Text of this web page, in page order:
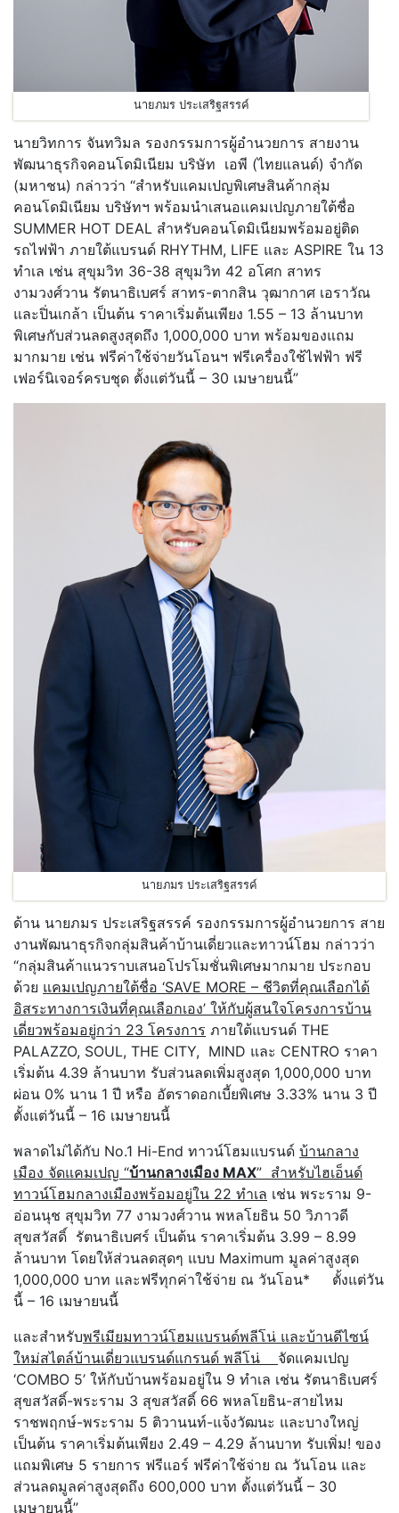
นายภมร ประเสริฐสรรค์
นายวิทการ จันทวิมล รองกรรมการผู้อำนวยการ สายงาน
พัฒนาธุรกิจคอนโดมิเนียม บริษัท เอพี (ไทยแลนด์) จำกัด
(มหาชน) กล่าวว่า “สำหรับแคมเปญพิเศษสินค้ากลุ่ม
คอนโดมิเนียม บริษัทฯ พร้อมนำเสนอแคมเปญภายใต้ชื่อ
SUMMER HOT DEAL สำหรับคอนโดมิเนียมพร้อมอยู่ติด
รถไฟฟ้า ภายใต้แบรนด์ RHYTHM, LIFE และ ASPIRE ใน 13
ทำเล เช่น สุขุมวิท 36-38 สุขุมวิท 42 อโศก สาทร
งามวงศ์วาน รัตนาธิเบศร์ สาทร-ตากสิน วุฒากาศ เอราวัณ
และปิ่นเกล้า เป็นต้น ราคาเริ่มต้นเพียง 1.55 – 13 ล้านบาท
พิเศษกับส่วนลดสูงสุดถึง 1,000,000 บาท พร้อมของแถม
มากมาย เช่น ฟรีค่าใช้จ่ายวันโอนฯ ฟรีเครื่องใช้ไฟฟ้า ฟรี
เฟอร์นิเจอร์ครบชุด ตั้งแต่วันนี้ – 30 เมษายนนี้”
นายภมร ประเสริฐสรรค์
ด้าน นายภมร ประเสริฐสรรค์ รองกรรมการผู้อำนวยการ สาย
งานพัฒนาธุรกิจกลุ่มสินค้าบ้านเดี่ยวและทาวน์โฮม กล่าวว่า
“กลุ่มสินค้าแนวราบเสนอโปรโมชั่นพิเศษมากมาย ประกอบ
ด้วย แคมเปญภายใต้ชื่อ ‘SAVE MORE – ชีวิตที่คุณเลือกได้
อิสระทางการเงินที่คุณเลือกเอง’ ให้กับผู้สนใจโครงการบ้าน
เดี่ยวพร้อมอยู่กว่า 23 โครงการ ภายใต้แบรนด์ THE
PALAZZO, SOUL, THE CITY, MIND และ CENTRO ราคา
เริ่มต้น 4.39 ล้านบาท รับส่วนลดเพิ่มสูงสุด 1,000,000 บาท
ผ่อน 0% นาน 1 ปี หรือ อัตราดอกเบี้ยพิเศษ 3.33% นาน 3 ปี
ตั้งแต่วันนี้ – 16 เมษายนนี้
พลาดไม่ได้กับ No.1 Hi-End ทาวน์โฮมแบรนด์ บ้านกลาง
เมือง จัดแคมเปญ “บ้านกลางเมือง MAX” สำหรับไฮเอ็นด์
ทาวน์โฮมกลางเมืองพร้อมอยู่ใน 22 ทำเล เช่น พระราม 9-
อ่อนนุช สุขุมวิท 77 งามวงศ์วาน พหลโยธิน 50 วิภาวดี
สุขสวัสดิ์ รัตนาธิเบศร์ เป็นต้น ราคาเริ่มต้น 3.99 – 8.99
ล้านบาท โดยให้ส่วนลดสุดๆ แบบ Maximum มูลค่าสูงสุด
1,000,000 บาท และฟรีทุกค่าใช้จ่าย ณ วันโอน* ตั้งแต่วัน
นี้ – 16 เมษายนนี้
และสำหรับพรีเมียมทาวน์โฮมแบรนด์พลีโน่ และบ้านดีไซน์
ใหม่สไตล์บ้านเดี่ยวแบรนด์แกรนด์ พลีโน่
จัดแคมเปญ
‘COMBO 5’ ให้กับบ้านพร้อมอยู่ใน 9 ทำเล เช่น รัตนาธิเบศร์
สุขสวัสดิ์-พระราม 3 สุขสวัสดิ์ 66 พหลโยธิน-สายไหม
ราชพฤกษ์-พระราม 5 ติวานนท์-แจ้งวัฒนะ และบางใหญ่
เป็นต้น ราคาเริ่มต้นเพียง 2.49 – 4.29 ล้านบาท รับเพิ่ม! ของ
แถมพิเศษ 5 รายการ ฟรีแอร์ ฟรีค่าใช้จ่าย ณ วันโอน และ
ส่วนลดมูลค่าสูงสุดถึง 600,000 บาท ตั้งแต่วันนี้ – 30
เมษายนนี้”